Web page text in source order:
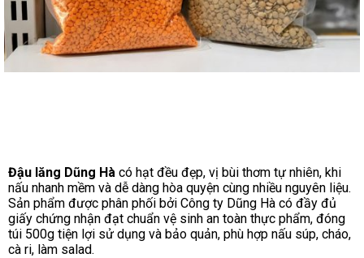
Đậu lăng Dũng Hà có hạt đều đẹp, vị bùi thơm tự nhiên, khi
nấu nhanh mềm và dễ dàng hòa quyện cùng nhiều nguyên liệu.
Sản phẩm được phân phối bởi Công ty Dũng Hà có đầy đủ
giấy chứng nhận đạt chuẩn vệ sinh an toàn thực phẩm, đóng
túi 500g tiện lợi sử dụng và bảo quản, phù hợp nấu súp, cháo,
cà ri, làm salad.